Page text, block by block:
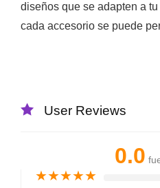
diseños que se adapten a
cada accesorio se puede
User Reviews
0.0
★★★★★